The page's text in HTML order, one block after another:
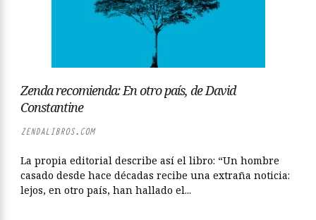
Zenda recomienda: En otro país, de David
Constantine
ZENDALIBROS.COM
La propia editorial describe así el libro: “Un hombre
casado desde hace décadas recibe una extraña noticia:
lejos, en otro país, han hallado el...